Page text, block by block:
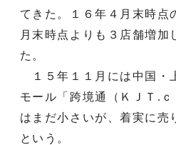
てきた。１６年４月末時点
月末時点よりも３店舗増加
た。
１５年１１月には中国・
モール「跨境通（ＫＪＴ.
はまだ小さいが、着実に売
という。